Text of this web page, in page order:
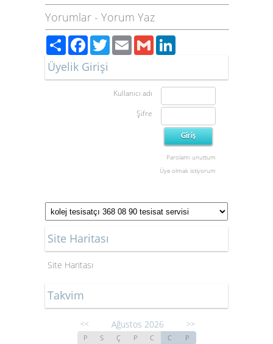
Yorumlar - Yorum Yaz
PaylaşFacebook
TwitterEmailGmail
Üyelik Girişi
Kullanıcı adı
Şifre
Parolamı unuttum
Üye olmak istiyorum
Site Haritası
Site Haritası
Takvim
<< Ağustos 2026 >>
P S Ç P C C P